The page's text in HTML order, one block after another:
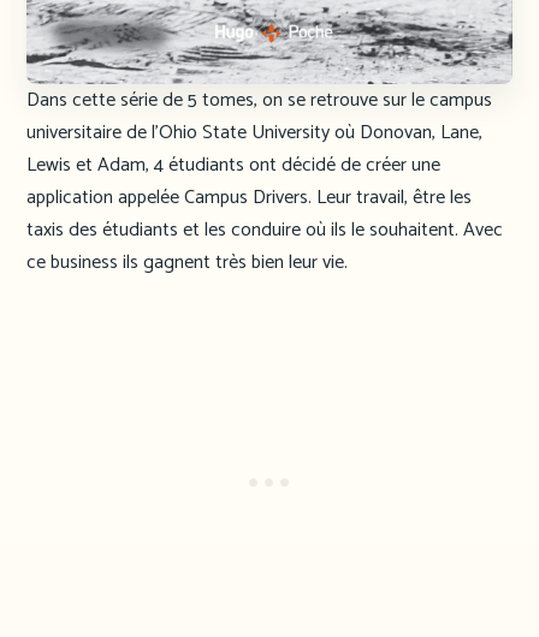
Dans cette série de 5 tomes, on se retrouve sur le campus
universitaire de l’Ohio State University où Donovan, Lane,
Lewis et Adam, 4 étudiants ont décidé de créer une
application appelée Campus Drivers. Leur travail, être les
taxis des étudiants et les conduire où ils le souhaitent. Avec
ce business ils gagnent très bien leur vie.